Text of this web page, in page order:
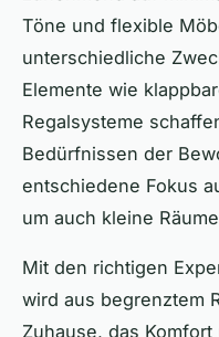
Töne und flexible
unterschiedliche
Elemente wie
Regalsysteme
Bedürfnissen der
entschiedene Fokus
um auch kleine
Mit den richtigen
wird aus begrenztem
Zuhause, das